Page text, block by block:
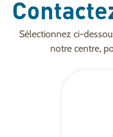
Sélectionnez ci-
notre centre,